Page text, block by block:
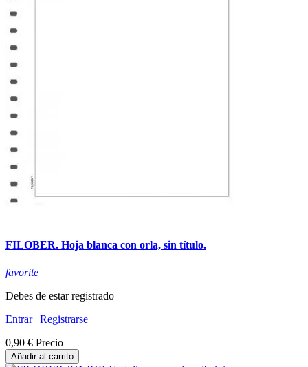
FILOBER. Hoja blanca con orla, sin título.
favorite
Debes de estar registrado
Entrar| Registrarse
0,90 € Precio
Añadir al carrito